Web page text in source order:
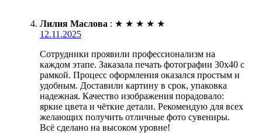
Лилия Маслова : ★ ★ ★ ★ ★
12.11.2025
Сотрудники проявили профессионализм на
каждом этапе. Заказала печать фотографии 30х40 с
рамкой. Процесс оформления оказался простым и
удобным. Доставили картину в срок, упаковка
надежная. Качество изображения порадовало:
яркие цвета и чёткие детали. Рекомендую для всех
желающих получить отличные фото сувениры.
Всё сделано на высоком уровне!